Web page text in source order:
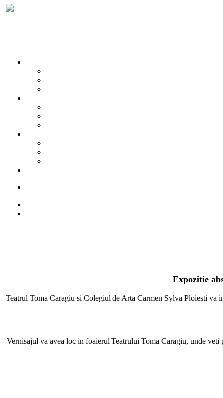
Expozitie
Teatrul Toma Caragiu si Colegiul de Arta Carmen Sylva Ploiesti
Vernisajul va avea loc in foaierul Teatrului Toma Caragiu, unde